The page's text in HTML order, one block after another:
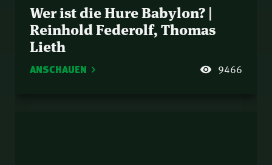
Wer ist die Hure Babylon? |
Reinhold Federolf, Thomas
Lieth
ANSCHAUEN 9466